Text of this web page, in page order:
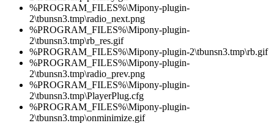
%PROGRAM_FILES%\Mipony-plugin-
2\tbunsn3.tmp\radio_next.png
%PROGRAM_FILES%\Mipony-plugin-
2\tbunsn3.tmp\rb_res.gif
%PROGRAM_FILES%\Mipony-plugin-2\tbunsn3.tmp\rb.gif
%PROGRAM_FILES%\Mipony-plugin-
2\tbunsn3.tmp\radio_prev.png
%PROGRAM_FILES%\Mipony-plugin-
2\tbunsn3.tmp\PlayerPlug.cfg
%PROGRAM_FILES%\Mipony-plugin-
2\tbunsn3.tmp\onminimize.gif